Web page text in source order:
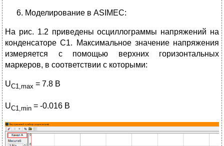
Моделирование в ASIMEC:
На рис. 1.2 приведены осциллограммы напряжений на
конденсаторе C1. Максимальное значение напряжения
измеряется с помощью верхних горизонтальных
маркеров, в соответствии с которыми:
UC1,max = 7.8 В
UC1, min = -0.016 В